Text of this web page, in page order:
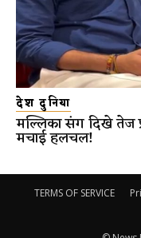
देश दुनिया
मल्लिका संग दिखे तेज
मचाई हलचल!
TERMS OF SERVICE